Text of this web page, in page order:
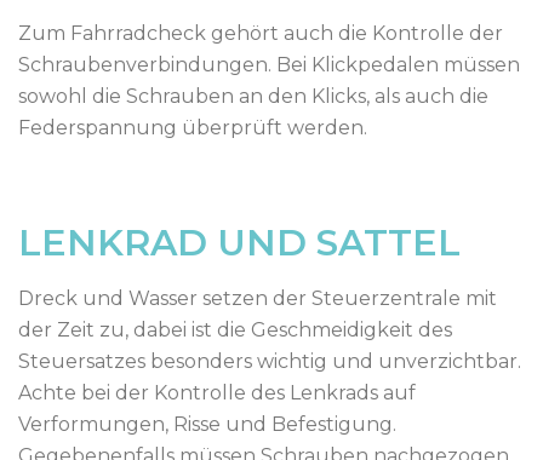
Zum Fahrradcheck gehört auch die Kontrolle der
Schraubenverbindungen. Bei Klickpedalen müssen
sowohl die Schrauben an den Klicks, als auch die
Federspannung überprüft werden.
LENKRAD UND SATTEL
Dreck und Wasser setzen der Steuerzentrale mit
der Zeit zu, dabei ist die Geschmeidigkeit des
Steuersatzes besonders wichtig und unverzichtbar.
Achte bei der Kontrolle des Lenkrads auf
Verformungen, Risse und Befestigung.